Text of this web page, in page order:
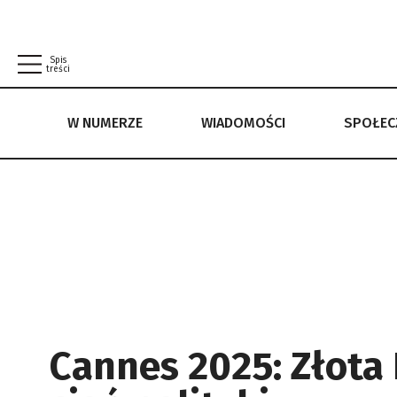
Spis
treści
W NUMERZE WIADOMOŚCI
W NUMERZE WIADOMOŚCI SPOŁECZEŃSTWO
Cannes 2025: